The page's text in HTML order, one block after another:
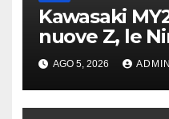
Kawasaki
nuove Z, le
crossover
AGO 5, 2026 ADMIN